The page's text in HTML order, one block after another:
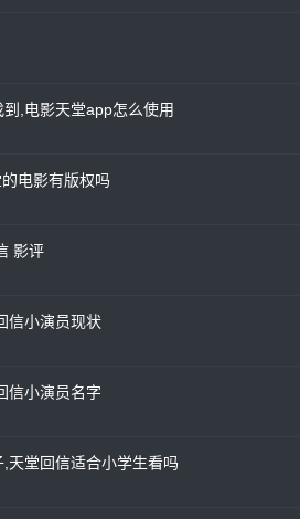
,电影天堂app怎么使用
电影有版权吗
影评
信小演员现状
信小演员名字
天堂回信适合小学生看吗